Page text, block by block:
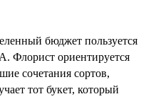
бюджет пользуется
Флорист ориентируется
сочетания сортов,
тот букет, который